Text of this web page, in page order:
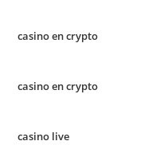
casino en crypto
casino en crypto
casino live